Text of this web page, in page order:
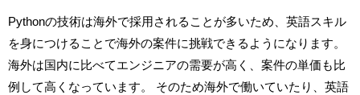
Pythonの技術は海外で採用されることが多いため、英語スキル
を身につけることで海外の案件に挑戦できるようになります。
海外は国内に比べてエンジニアの需要が高く、案件の単価も比
例して高くなっています。 そのため海外で働いていたり、英語